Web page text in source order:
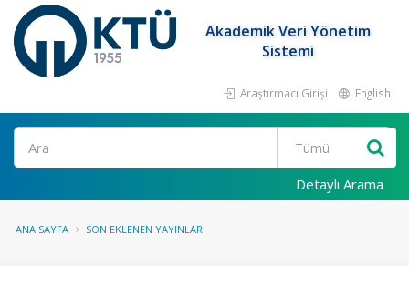
Akademik Veri Yönetim
Sistemi
Araştırmacı Girişi English
Ara
Detaylı Arama
ANA SAYFA SON EKLENEN YAYINLAR